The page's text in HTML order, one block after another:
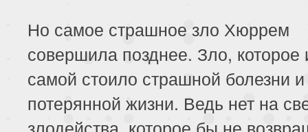
Но самое страшное зло Хюррем
совершила позднее. Зло, которое
самой стоило страшной болезни и
потерянной жизни. Ведь нет на
злодейства, которое бы не